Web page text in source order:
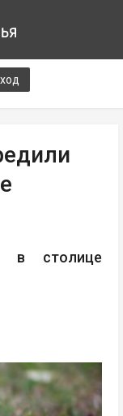
в столице